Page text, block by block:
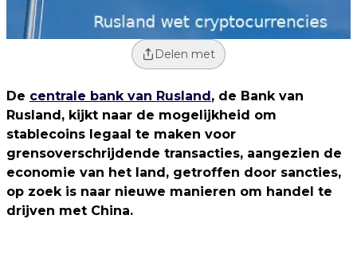
Delen met
De centrale bank van Rusland, de Bank van
Rusland, kijkt naar de mogelijkheid om
stablecoins legaal te maken voor
grensoverschrijdende transacties, aangezien de
economie van het land, getroffen door sancties,
op zoek is naar nieuwe manieren om handel te
drijven met China.